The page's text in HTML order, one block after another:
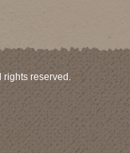
rights reserved.